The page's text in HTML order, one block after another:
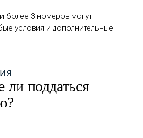
более 3 номеров могут
условия и дополнительные
ли поддаться